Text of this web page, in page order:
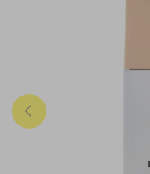
oficial si
reinterpretata